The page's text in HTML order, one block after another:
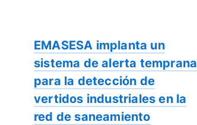
EMASESA implanta un
sistema de alerta temprana
para la detección de
vertidos industriales en la
red de saneamiento